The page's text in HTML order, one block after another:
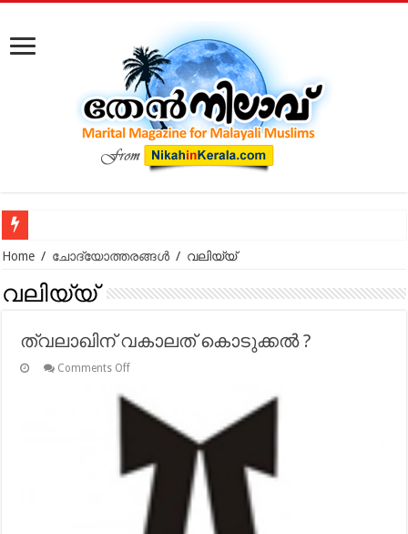
Home / ചോദ്യോത്തരങ്ങൾ / വലിയ്യ്
വലിയ്യ്
ത്വലാഖിന് വകാലത് കൊടുക്കല്‍ ?
Comments Offon
കൊടുക്കല്‍